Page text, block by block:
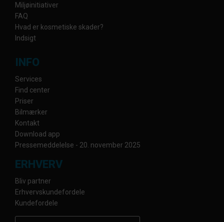
Miljøinitiativer
FAQ
Hvad er kosmetiske skader?
Indsigt
INFO
Services
Find center
Priser
Bilmærker
Kontakt
Download app
Pressemeddelelse - 20. november 2025
ERHVERV
Bliv partner
Erhvervskundefordele
Kundefordele